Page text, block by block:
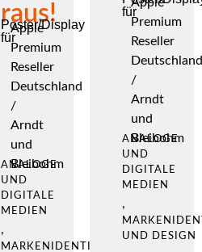
raus!
Poster/Display
für
Apple
Premium
Reseller
Deutschland
/
Arndt
und
Bleibohm
ANALOGE
UND
DIGITALE
MEDIEN
,
MARKENIDENTITÄT
für
Premium
Reseller
/
Arndt
und
Bleibohm
ANALOGE
UND
DIGITALE
MEDIEN
,
UND DESIGN